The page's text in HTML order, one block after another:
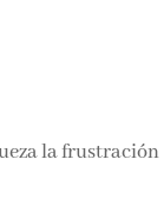
la frustración